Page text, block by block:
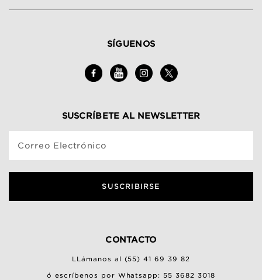
SÍGUENOS
SUSCRÍBETE AL NEWSLETTER
Correo Electrónico
SUSCRIBIRSE
CONTACTO
LLámanos al (55) 41 69 39 82
ó escríbenos por Whatsapp: 55 3682 3018